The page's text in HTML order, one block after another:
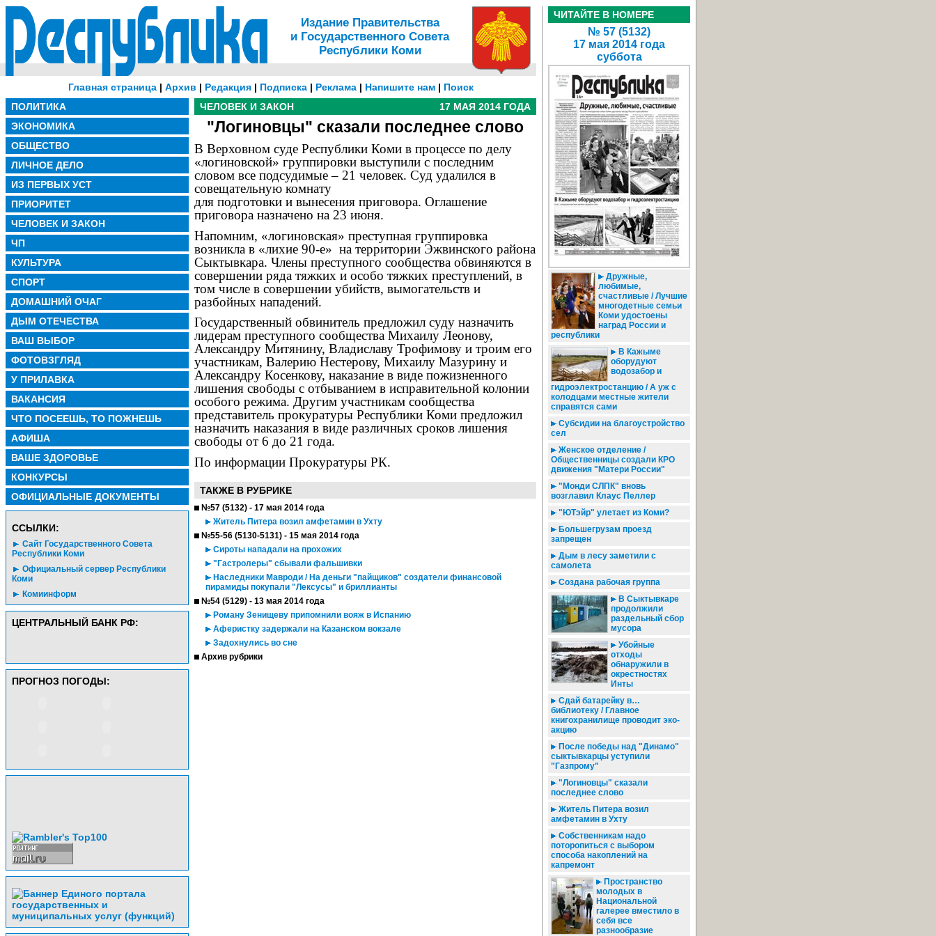
Издание Правительства
и Государственного Совета
Республики Коми
Главная страница | Архив | Редакция | Подписка | Реклама | Напишите нам | Поиск
ПОЛИТИКА
ЭКОНОМИКА
ОБЩЕСТВО
ЛИЧНОЕ ДЕЛО
ИЗ ПЕРВЫХ УСТ
ПРИОРИТЕТ
ЧЕЛОВЕК И ЗАКОН
ЧП
КУЛЬТУРА
СПОРТ
ДОМАШНИЙ ОЧАГ
ДЫМ ОТЕЧЕСТВА
ВАШ ВЫБОР
ФОТОВЗГЛЯД
У ПРИЛАВКА
ВАКАНСИЯ
ЧТО ПОСЕЕШЬ, ТО ПОЖНЕШЬ
АФИША
ВАШЕ ЗДОРОВЬЕ
КОНКУРСЫ
ОФИЦИАЛЬНЫЕ ДОКУМЕНТЫ
CСЫЛКИ:
Сайт Государственного Совета
Республики Коми
Официальный сервер Республики
Коми
Комиинформ
ЦЕНТРАЛЬНЫЙ БАНК РФ:
ПРОГНОЗ ПОГОДЫ:
ЧЕЛОВЕК И ЗАКОН 17 МАЯ 2014 ГОДА
"Логиновцы" сказали последнее слово
В Верховном суде Республики Коми в процессе по делу
«логиновской» группировки выступили с последним
словом все подсудимые – 21 человек. Суд удалился в
совещательную комнату
для подготовки и вынесения приговора. Оглашение
приговора назначено на 23 июня.
Напомним, «логиновская» преступная группировка
возникла в «лихие 90-е» на территории Эжвинского района
Сыктывкара. Члены преступного сообщества обвиняются в
совершении ряда тяжких и особо тяжких преступлений, в
том числе в совершении убийств, вымогательств и
разбойных нападений.
Государственный обвинитель предложил суду назначить
лидерам преступного сообщества Михаилу Леонову,
Александру Митянину, Владиславу Трофимову и троим его
участникам, Валерию Нестерову, Михаилу Мазурину и
Александру Косенкову, наказание в виде пожизненного
лишения свободы с отбыванием в исправительной колонии
особого режима. Другим участникам сообщества
представитель прокуратуры Республики Коми предложил
назначить наказания в виде различных сроков лишения
свободы от 6 до 21 года.
По информации Прокуратуры РК.
ТАКЖЕ В РУБРИКЕ
№57 (5132) - 17 мая 2014 года
Житель Питера возил амфетамин в Ухту
№55-56 (5130-5131) - 15 мая 2014 года
Сироты нападали на прохожих
"Гастролеры" сбывали фальшивки
Наследники Мавроди / На деньги "пайщиков" создатели финансовой
пирамиды покупали "Лексусы" и бриллианты
№54 (5129) - 13 мая 2014 года
Роману Зенищеву припомнили вояж в Испанию
Аферистку задержали на Казанском вокзале
Задохнулись во сне
Архив рубрики
ЧИТАЙТЕ В НОМЕРЕ
№ 57 (5132)
17 мая 2014 года
суббота
Дружные,
любимые,
счастливые / Лучшие
многодетные семьи
Коми удостоены
наград России и
республики
В Кажыме
оборудуют
водозабор и
гидроэлектростанцию / А уж с
колодцами местные жители
справятся сами
Субсидии на благоустройство
сел
Женское отделение /
Общественницы создали КРО
движения "Матери России"
"Монди СЛПК" вновь
возглавил Клаус Пеллер
"ЮТэйр" улетает из Коми?
Большегрузам проезд
запрещен
Дым в лесу заметили с
самолета
Создана рабочая группа
В Сыктывкаре
продолжили
раздельный сбор
мусора
Убойные
отходы
обнаружили в
окрестностях
Инты
Сдай батарейку в…
библиотеку / Главное
книгохранилище проводит эко-
акцию
После победы над "Динамо"
сыктывкарцы уступили
"Газпрому"
"Логиновцы" сказали
последнее слово
Житель Питера возил
амфетамин в Ухту
Собственникам надо
поторопиться с выбором
способа накоплений на
капремонт
Пространство
молодых в
Национальной
галерее вместило в
себя все
разнообразие